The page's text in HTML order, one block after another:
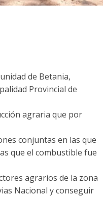
de Betania,
Provincial de
agraria que por
conjuntas en las que
que el combustible fue
agrarios de la zona
Nacional y conseguir